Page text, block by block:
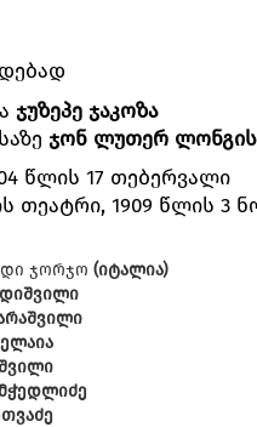
ჯუზეპე ჯაკოზა
ჯონ ლუთერ ლონგის
წლის 17 თებერვალი
თეატრი, 1909 წლის 3
ჯორჯო (იტალია)